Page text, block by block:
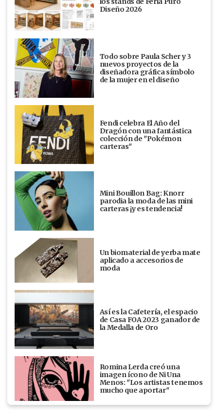
Diseño 2026
Todo sobre Paula Scher y 3
nuevos proyectos de la
diseñadora gráfica símbolo
de la mujer en el diseño
Fendi celebra El Año del
Dragón con una fantástica
colección de "Pokémon
carteras"
Mini Bouillon Bag: Knorr
parodia la moda de las mini
carteras ¡y es tendencia!
Un biomaterial de yerba mate
aplicado a accesorios de
moda
Así es la Cafetería, el espacio
de Casa FOA 2023 ganador de
la Medalla de Oro
Romina Lerda creó una
imagen ícono de Ni Una
Menos: "Los artistas tenemos
mucho que aportar"